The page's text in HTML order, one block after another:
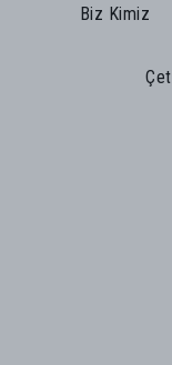
Biz Kimiz